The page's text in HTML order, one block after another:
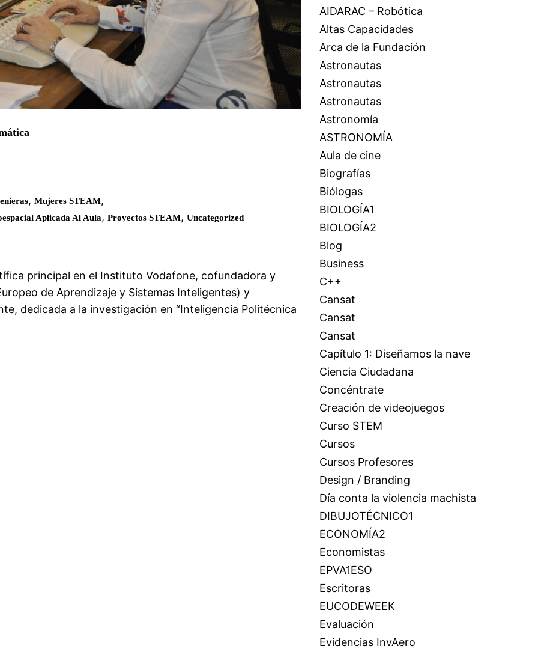
, Mujeres STEAM,
Aplicada Al Aula, Proyectos STEAM, Uncategorized
principal en el Instituto Vodafone, cofundadora y
de Aprendizaje y Sistemas Inteligentes) y
dedicada a la investigación en “Inteligencia Politécnica
AIDARAC – Robótica
Altas Capacidades
Arca de la Fundación
Astronautas
Astronautas
Astronautas
Astronomía
ASTRONOMÍA
Aula de cine
Biografías
Biólogas
BIOLOGÍA1
BIOLOGÍA2
Blog
Business
C++
Cansat
Cansat
Cansat
Capítulo 1: Diseñamos la nave
Ciencia Ciudadana
Concéntrate
Creación de videojuegos
Curso STEM
Cursos
Cursos Profesores
Design / Branding
Día conta la violencia machista
DIBUJOTÉCNICO1
ECONOMÍA2
Economistas
EPVA1ESO
Escritoras
EUCODEWEEK
Evaluación
Evidencias InvAero